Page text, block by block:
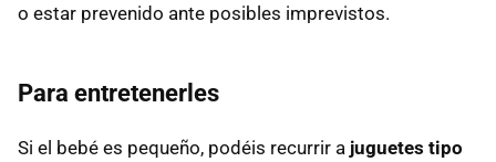
o estar prevenido ante posibles imprevistos.
Para entretenerles
Si el bebé es pequeño, podéis recurrir a juguetes tipo